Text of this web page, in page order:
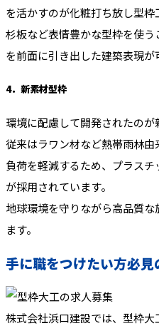
を活かすのが化粧打ち放し型枠
杉板など表情豊かな型枠を使
を前面に引き出した建築表現が
4．新素材型枠
環境に配慮して開発されたのが
従来はラワン材など熱帯雨林
負荷を軽減するため、プラス
が採用されています。
地球環境を守りながら高品質
ます。
手に職をつけたい方必見
株式会社浜口建設では、型枠